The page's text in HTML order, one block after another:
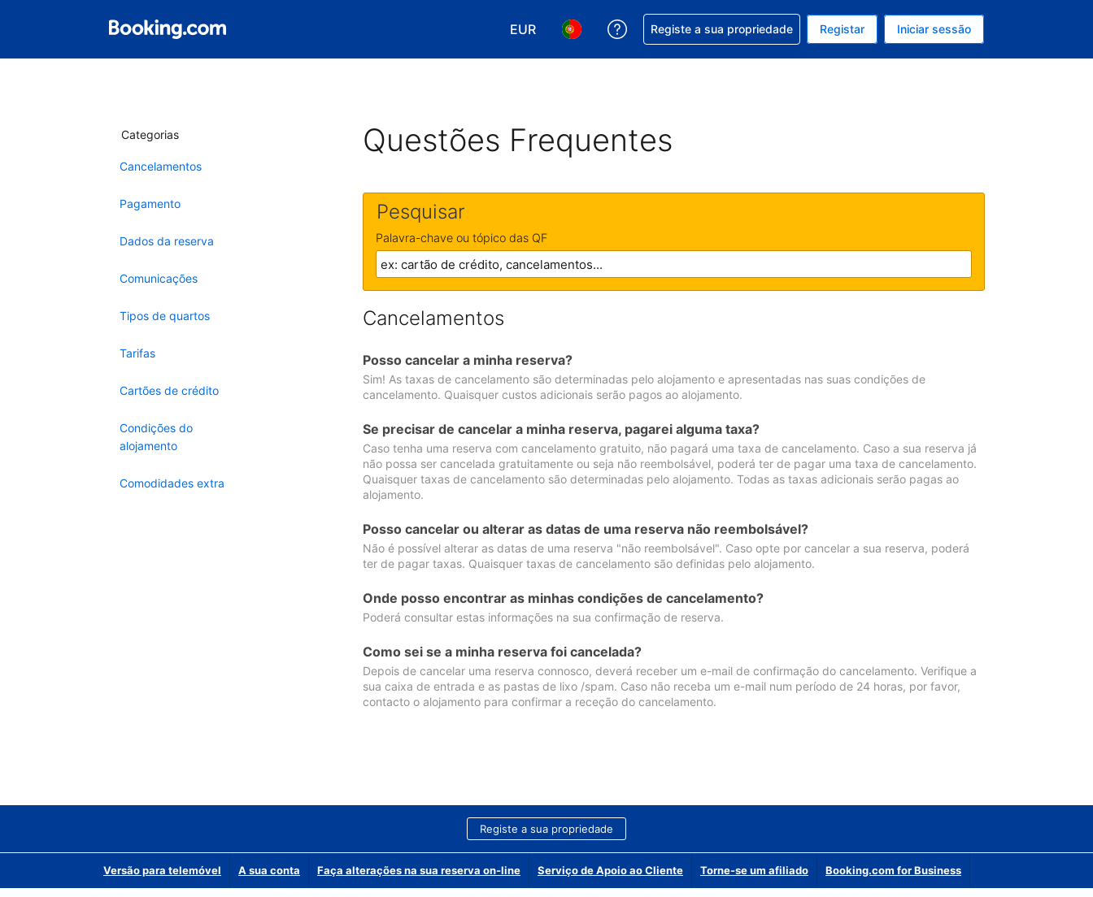
EUR
Escolha a sua moeda. A sua moeda atual é EUR
Escolha o seu idioma. O seu idioma atual é Português
Obtenha ajuda com a sua reserva
Registe a sua propriedade Registar Iniciar sessão
Categorias
Cancelamentos
Pagamento
Dados da reserva
Comunicações
Tipos de quartos
Tarifas
Cartões de crédito
Condições do
alojamento
Comodidades extra
Questões Frequentes
Pesquisar
Palavra-chave ou tópico das QF
Cancelamentos
Posso cancelar a minha reserva?
Sim! As taxas de cancelamento são determinadas pelo alojamento e apresentadas nas suas condições de
cancelamento. Quaisquer custos adicionais serão pagos ao alojamento.
Se precisar de cancelar a minha reserva, pagarei alguma taxa?
Caso tenha uma reserva com cancelamento gratuito, não pagará uma taxa de cancelamento. Caso a sua reserva já
não possa ser cancelada gratuitamente ou seja não reembolsável, poderá ter de pagar uma taxa de cancelamento.
Quaisquer taxas de cancelamento são determinadas pelo alojamento. Todas as taxas adicionais serão pagas ao
alojamento.
Posso cancelar ou alterar as datas de uma reserva não reembolsável?
Não é possível alterar as datas de uma reserva "não reembolsável". Caso opte por cancelar a sua reserva, poderá
ter de pagar taxas. Quaisquer taxas de cancelamento são definidas pelo alojamento.
Onde posso encontrar as minhas condições de cancelamento?
Poderá consultar estas informações na sua confirmação de reserva.
Como sei se a minha reserva foi cancelada?
Depois de cancelar uma reserva connosco, deverá receber um e-mail de confirmação do cancelamento. Verifique a
sua caixa de entrada e as pastas de lixo /spam. Caso não receba um e-mail num período de 24 horas, por favor,
contacto o alojamento para confirmar a receção do cancelamento.
Registe a sua propriedade
Versão para telemóvel A sua conta Faça alterações na sua reserva on-line Serviço de Apoio ao Cliente Torne-se um afiliado Booking.com for Business